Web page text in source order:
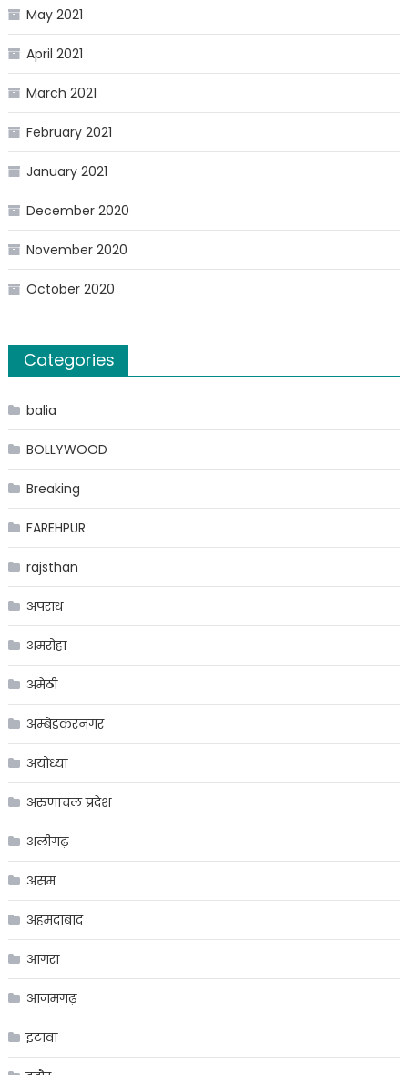
May 2021
April 2021
March 2021
February 2021
January 2021
December 2020
November 2020
October 2020
Categories
balia
BOLLYWOOD
Breaking
FAREHPUR
rajsthan
अपराध
अमरोहा
अमेठी
अम्बेडकरनगर
अयोध्या
अरुणाचल प्रदेश
अलीगढ़
असम
अहमदाबाद
आगरा
आजमगढ़
इटावा